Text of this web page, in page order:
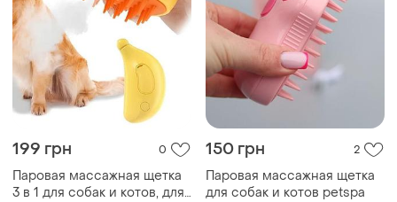
199 грн 0
Паровая массажная щетка
3 в 1 для собак и котов, для
150 грн 2
Паровая массажная щетка
для собак и котов petspa